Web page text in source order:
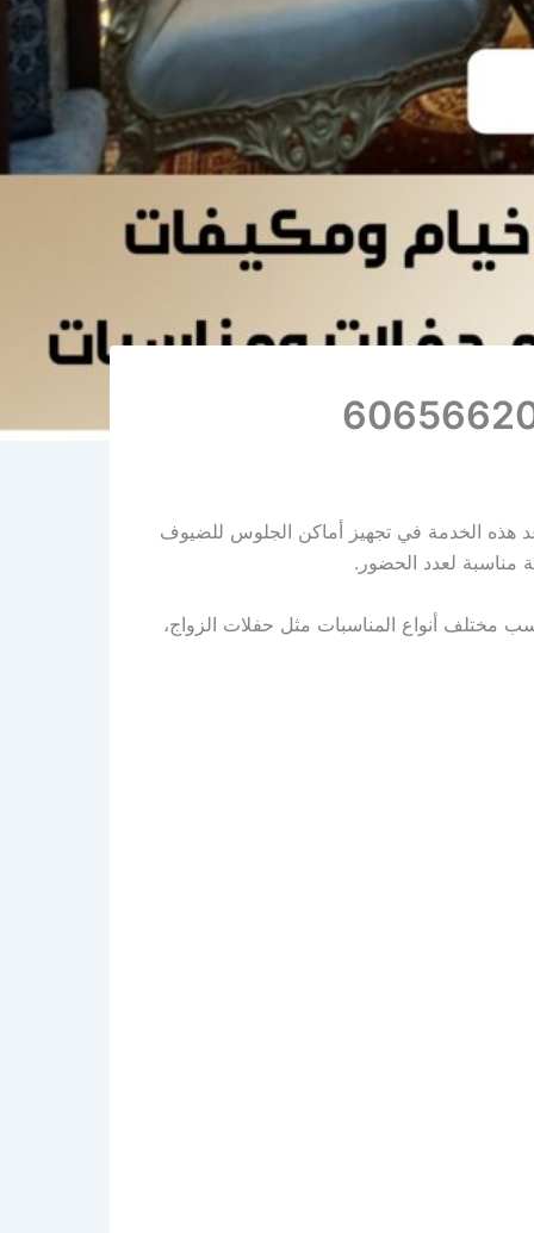
هذه الخدمة في تجهيز أماكن الجلوس للضيوف
مناسبة لعدد الحضور.
مختلف أنواع المناسبات مثل حفلات الزواج،